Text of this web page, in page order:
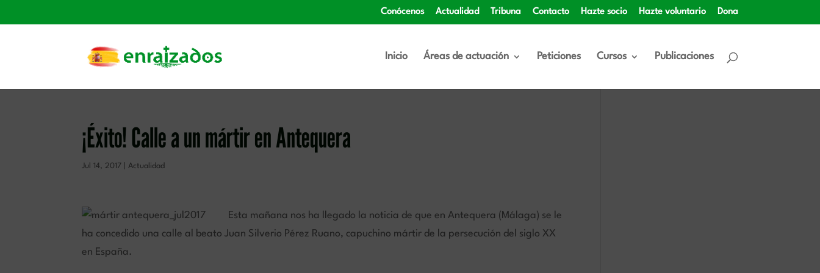
Conócenos Actualidad Tribuna Contacto Hazte socio Hazte voluntario Dona
Inicio Áreas de actuación Peticiones Cursos Publicaciones
¡Éxito! Calle a un mártir en Antequera
Jul 14, 2017 |Actualidad
Esta mañana nos ha llegado la noticia de que en Antequera (Málaga) se le
ha concedido una calle al beato Juan Silverio Pérez Ruano, capuchino mártir de la persecución del siglo XX
en España.